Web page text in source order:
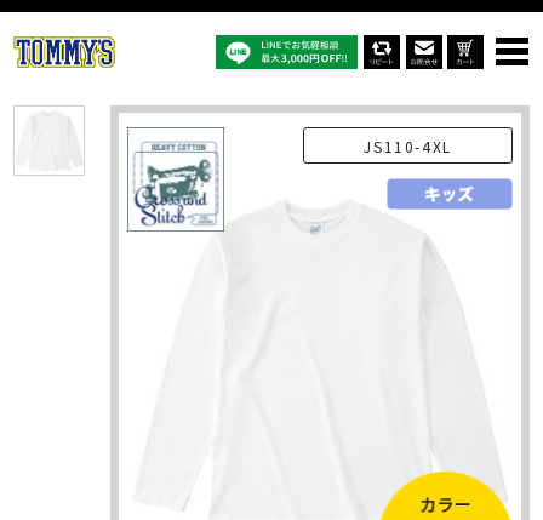
OE1210：6.2ｵﾝｽ オープンエンド マックスウェイト ロングスリーブTシ
ャツ(リブ無し)
JS110-4XL